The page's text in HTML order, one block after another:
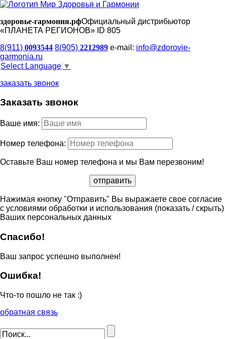
здоровье-гармония.рфОфициальный дистрибьютор
«ПЛАНЕТА РЕГИОНОВ» ID 805
8(911) 0093544 8(905) 2212989 e-mail: info@zdorovie-
garmonia.ru
Select Language ▼
заказать звонок
Заказать звонок
Ваше имя:
Номер телефона:
Оставьте Ваш номер телефона и мы Вам перезвоним!
Нажимая кнопку "Отправить" Вы выражаете свое согласие
с условиями обработки и использования (показать / скрыть)
Ваших персональных данных
Спасибо!
Ваш запрос успешно выполнен!
Ошибка!
Что-то пошло не так :)
обратная связь